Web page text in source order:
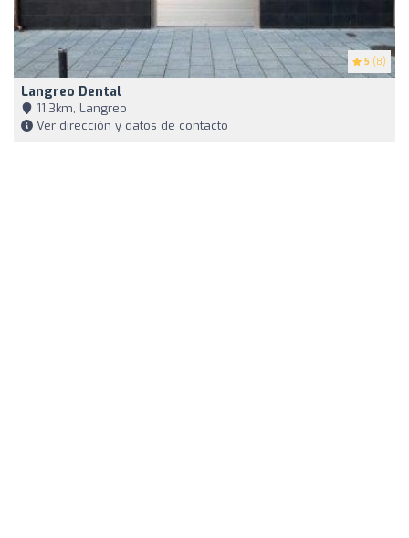
5 (8)
Langreo Dental
11,3km, Langreo
Ver dirección y datos de contacto